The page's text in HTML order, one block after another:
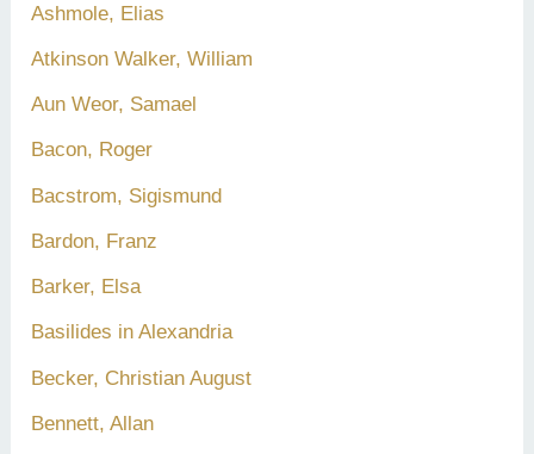
Ashmole, Elias
Atkinson Walker, William
Aun Weor, Samael
Bacon, Roger
Bacstrom, Sigismund
Bardon, Franz
Barker, Elsa
Basilides in Alexandria
Becker, Christian August
Bennett, Allan